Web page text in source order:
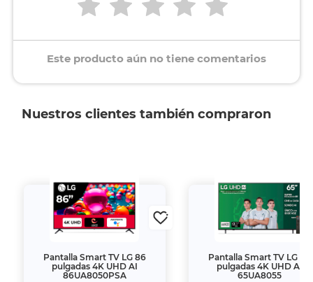
Este producto aún no tiene comentarios
Nuestros clientes también compraron
Pantalla Smart TV LG 86
pulgadas 4K UHD AI
86UA8050PSA
Pantalla Smart TV LG 65
pulgadas 4K UHD AI
65UA8055